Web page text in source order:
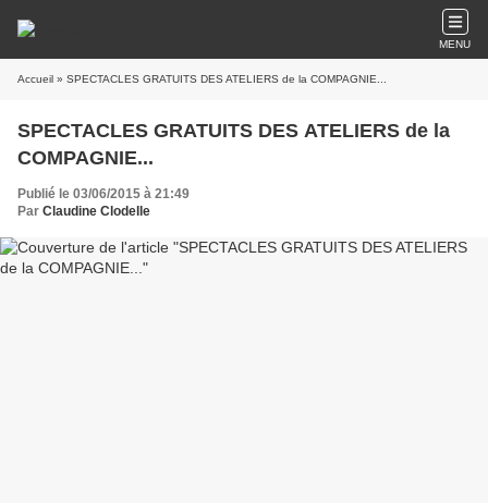
MENU
Accueil » SPECTACLES GRATUITS DES ATELIERS de la COMPAGNIE...
SPECTACLES GRATUITS DES ATELIERS de la
COMPAGNIE...
Publié le 03/06/2015 à 21:49
Par Claudine Clodelle